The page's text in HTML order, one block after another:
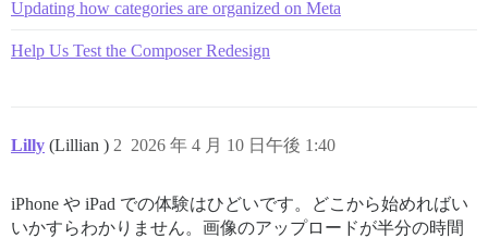
Updating how categories are organized on Meta
Help Us Test the Composer Redesign
Lilly (Lillian ) 2026 年 4 月 10 日午後 1:40
2
iPhone や iPad での体験はひどいです。どこから始めればい
いかすらわかりません。画像のアップロードが半分の時間